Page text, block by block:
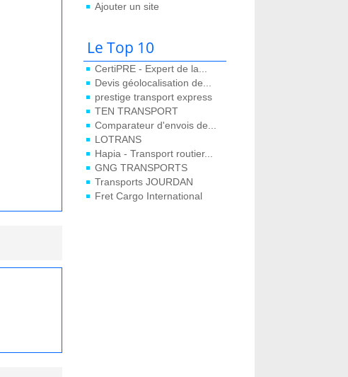
Ajouter un site
Le Top 10
CertiPRE - Expert de la...
Devis géolocalisation de...
prestige transport express
TEN TRANSPORT
Comparateur d'envois de...
LOTRANS
Hapia - Transport routier...
GNG TRANSPORTS
Transports JOURDAN
Fret Cargo International